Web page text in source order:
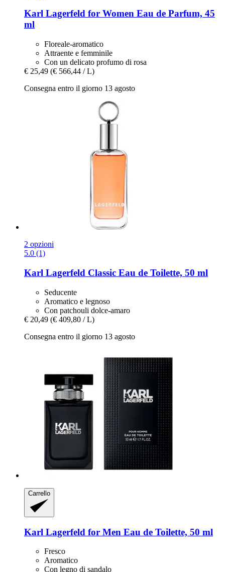
Karl Lagerfeld for Women Eau de Parfum, 45
ml
Floreale-aromatico
Attraente e femminile
Con un delicato profumo di rosa
€ 25,49 (€ 566,44 / L)
Consegna entro il giorno 13 agosto
2 opzioni
5.0 (1)
Karl Lagerfeld Classic Eau de Toilette, 50 ml
Seducente
Aromatico e legnoso
Con patchouli dolce-amaro
€ 20,49 (€ 409,80 / L)
Consegna entro il giorno 13 agosto
Carrello
Karl Lagerfeld for Men Eau de Toilette, 50 ml
Fresco
Aromatico
Con legno di sandalo